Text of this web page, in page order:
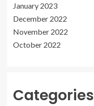
January 2023
December 2022
November 2022
October 2022
Categories